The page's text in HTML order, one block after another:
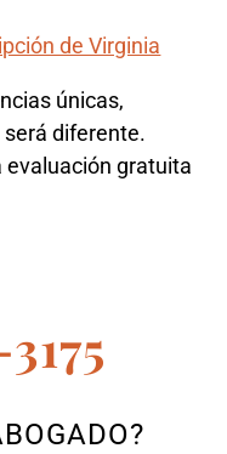
de Virginia
únicas,
diferente.
evaluación gratuita